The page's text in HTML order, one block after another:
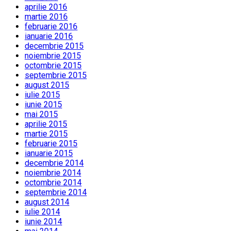
aprilie 2016
martie 2016
februarie 2016
ianuarie 2016
decembrie 2015
noiembrie 2015
octombrie 2015
septembrie 2015
august 2015
iulie 2015
iunie 2015
mai 2015
aprilie 2015
martie 2015
februarie 2015
ianuarie 2015
decembrie 2014
noiembrie 2014
octombrie 2014
septembrie 2014
august 2014
iulie 2014
iunie 2014